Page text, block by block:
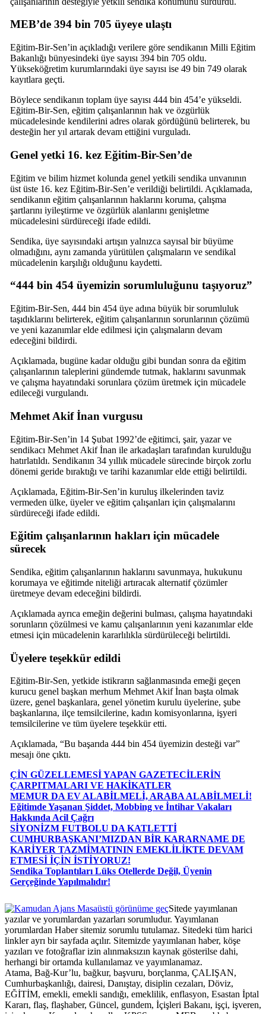
MEB’de 394 bin 705 üyeye ulaştı
Eğitim-Bir-Sen’in açıkladığı verilere göre sendikanın Milli Eğitim
Bakanlığı bünyesindeki üye sayısı 394 bin 705 oldu.
Yükseköğretim kurumlarındaki üye sayısı ise 49 bin 749 olarak
kayıtlara geçti.
Böylece sendikanın toplam üye sayısı 444 bin 454’e yükseldi.
Eğitim-Bir-Sen, eğitim çalışanlarının hak ve özgürlük
mücadelesinde kendilerini adres olarak gördüğünü belirterek, bu
desteğin her yıl artarak devam ettiğini vurguladı.
Genel yetki 16. kez Eğitim-Bir-Sen’de
Eğitim ve bilim hizmet kolunda genel yetkili sendika unvanının
üst üste 16. kez Eğitim-Bir-Sen’e verildiği belirtildi. Açıklamada,
sendikanın eğitim çalışanlarının haklarını koruma, çalışma
şartlarını iyileştirme ve özgürlük alanlarını genişletme
mücadelesini sürdüreceği ifade edildi.
Sendika, üye sayısındaki artışın yalnızca sayısal bir büyüme
olmadığını, aynı zamanda yürütülen çalışmaların ve sendikal
mücadelenin karşılığı olduğunu kaydetti.
“444 bin 454 üyemizin sorumluluğunu taşıyoruz”
Eğitim-Bir-Sen, 444 bin 454 üye adına büyük bir sorumluluk
taşıdıklarını belirterek, eğitim çalışanlarının sorunlarının çözümü
ve yeni kazanımlar elde edilmesi için çalışmaların devam
edeceğini bildirdi.
Açıklamada, bugüne kadar olduğu gibi bundan sonra da eğitim
çalışanlarının taleplerini gündemde tutmak, haklarını savunmak
ve çalışma hayatındaki sorunlara çözüm üretmek için mücadele
edileceği vurgulandı.
Mehmet Akif İnan vurgusu
Eğitim-Bir-Sen’in 14 Şubat 1992’de eğitimci, şair, yazar ve
sendikacı Mehmet Akif İnan ile arkadaşları tarafından kurulduğu
hatırlatıldı. Sendikanın 34 yıllık mücadele sürecinde birçok zorlu
dönemi geride bıraktığı ve tarihi kazanımlar elde ettiği belirtildi.
Açıklamada, Eğitim-Bir-Sen’in kuruluş ilkelerinden taviz
vermeden ülke, üyeler ve eğitim çalışanları için çalışmalarını
sürdüreceği ifade edildi.
Eğitim çalışanlarının hakları için mücadele
sürecek
Sendika, eğitim çalışanlarının haklarını savunmaya, hukukunu
korumaya ve eğitimde niteliği artıracak alternatif çözümler
üretmeye devam edeceğini bildirdi.
Açıklamada ayrıca emeğin değerini bulması, çalışma hayatındaki
sorunların çözülmesi ve kamu çalışanlarının yeni kazanımlar elde
etmesi için mücadelenin kararlılıkla sürdürüleceği belirtildi.
Üyelere teşekkür edildi
Eğitim-Bir-Sen, yetkide istikrarın sağlanmasında emeği geçen
kurucu genel başkan merhum Mehmet Akif İnan başta olmak
üzere, genel başkanlara, genel yönetim kurulu üyelerine, şube
başkanlarına, ilçe temsilcilerine, kadın komisyonlarına, işyeri
temsilcilerine ve tüm üyelere teşekkür etti.
Açıklamada, “Bu başarıda 444 bin 454 üyemizin desteği var”
mesajı öne çıktı.
ÇİN GÜZELLEMESİ YAPAN GAZETECİLERİN
ÇARPITMALARI VE HAKİKATLER
MEMUR DA EV ALABİLMELİ, ARABA ALABİLMELİ!
Eğitimde Yaşanan Şiddet, Mobbing ve İntihar Vakaları
Hakkında Acil Çağrı
SİYONİZM FUTBOLU DA KATLETTİ
CUMHURBAŞKANI’MIZDAN BİR KARARNAME DE
KARİYER TAZMİMATININ EMEKLİLİKTE DEVAM
ETMESİ İÇİN İSTİYORUZ!
Sendika Toplantıları Lüks Otellerde Değil, Üyenin
Gerçeğinde Yapılmalıdır!
Masaüstü görünüme geçSitede yayımlanan
yazılar ve yorumlardan yazarları sorumludur. Yayımlanan
yorumlardan Haber sitemiz sorumlu tutulamaz. Sitedeki tüm harici
linkler ayrı bir sayfada açılır. Sitemizde yayımlanan haber, köşe
yazıları ve fotoğraflar izin alınmaksızın kaynak gösterilse dahi,
herhangi bir ortamda kullanılamaz ve yayımlanamaz.
Atama, Bağ-Kur’lu, bağkur, başvuru, borçlanma, ÇALIŞAN,
Cumhurbaşkanlığı, dairesi, Danıştay, disiplin cezaları, Döviz,
EĞİTİM, emekli, emekli sandığı, emeklilik, enflasyon, Esastan İptal
Kararı, flaş, flaşhaber, Güncel, gundem, İçişleri Bakanı, işçi, işveren,